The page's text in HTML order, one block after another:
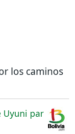
los caminos